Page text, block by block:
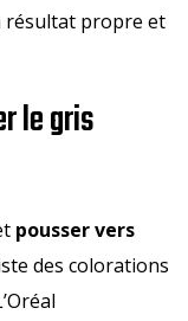
résultat propre et
le gris
pousser vers
des colorations